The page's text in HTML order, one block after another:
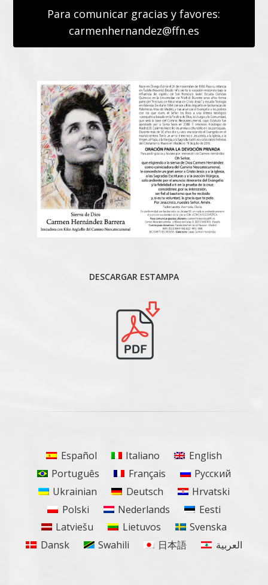
Para comunicar gracias y favores:
carmenhernandez@ffn.es
DESCARGAR ESTAMPA
Español Italiano
English
Português
Français
Русский
Ukrainian
Deutsch
Hrvatski
Polski
Nederlands
Eesti
Latviešu
Lietuvos
Svenska
Dansk
Swahili 日本語 العربية